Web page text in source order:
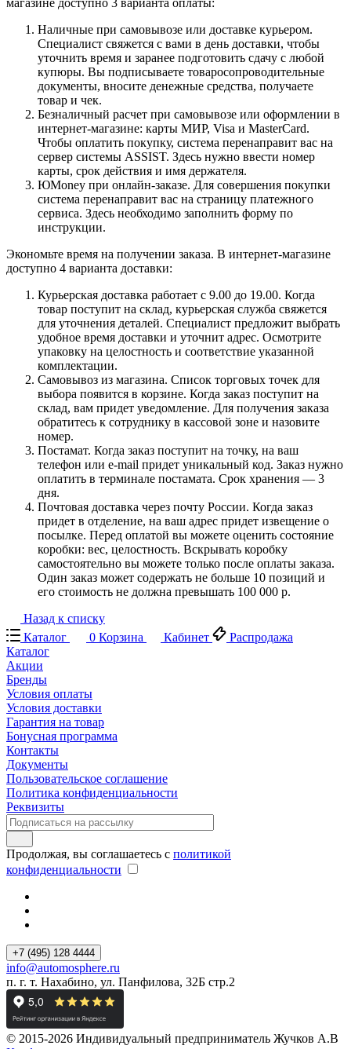
магазине доступно 3 варианта оплаты:
Наличные при самовывозе или доставке курьером.
Специалист свяжется с вами в день доставки, чтобы
уточнить время и заранее подготовить сдачу с любой
купюры. Вы подписываете товаросопроводительные
документы, вносите денежные средства, получаете
товар и чек.
Безналичный расчет при самовывозе или оформлении в
интернет-магазине: карты МИР, Visa и MasterCard.
Чтобы оплатить покупку, система перенаправит вас на
сервер системы ASSIST. Здесь нужно ввести номер
карты, срок действия и имя держателя.
ЮMoney при онлайн-заказе. Для совершения покупки
система перенаправит вас на страницу платежного
сервиса. Здесь необходимо заполнить форму по
инструкции.
Экономьте время на получении заказа. В интернет-магазине
доступно 4 варианта доставки:
Курьерская доставка работает с 9.00 до 19.00. Когда
товар поступит на склад, курьерская служба свяжется
для уточнения деталей. Специалист предложит выбрать
удобное время доставки и уточнит адрес. Осмотрите
упаковку на целостность и соответствие указанной
комплектации.
Самовывоз из магазина. Список торговых точек для
выбора появится в корзине. Когда заказ поступит на
склад, вам придет уведомление. Для получения заказа
обратитесь к сотруднику в кассовой зоне и назовите
номер.
Постамат. Когда заказ поступит на точку, на ваш
телефон или e-mail придет уникальный код. Заказ нужно
оплатить в терминале постамата. Срок хранения — 3
дня.
Почтовая доставка через почту России. Когда заказ
придет в отделение, на ваш адрес придет извещение о
посылке. Перед оплатой вы можете оценить состояние
коробки: вес, целостность. Вскрывать коробку
самостоятельно вы можете только после оплаты заказа.
Один заказ может содержать не больше 10 позиций и
его стоимость не должна превышать 100 000 р.
Назад к списку
Каталог
0 Корзина Кабинет
Распродажа
Каталог
Акции
Бренды
Условия оплаты
Условия доставки
Гарантия на товар
Бонусная программа
Контакты
Документы
Пользовательское соглашение
Политика конфиденциальности
Реквизиты
Продолжая, вы соглашаетесь с политикой
конфиденциальности
+7 (495) 128 4444
info@automosphere.ru
п. г. т. Нахабино, ул. Панфилова, 32Б стр.2
© 2015-2026 Индивидуальный предприниматель Жучков А.В